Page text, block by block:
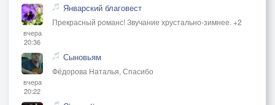
вчера
20:36
Январский благовест
Прекрасный романс! Звучание хрустально-зимнее. +2
вчера
20:22
Сыновьям
Фёдорова Наталья, Спасибо